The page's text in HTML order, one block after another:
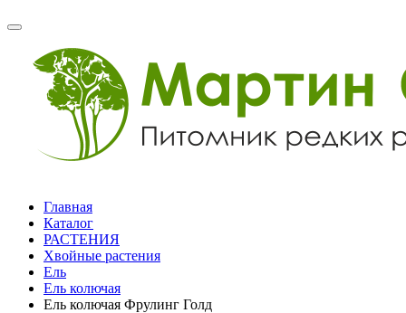
Главная
Каталог
РАСТЕНИЯ
Хвойные растения
Ель
Ель колючая
Ель колючая Фрулинг Голд